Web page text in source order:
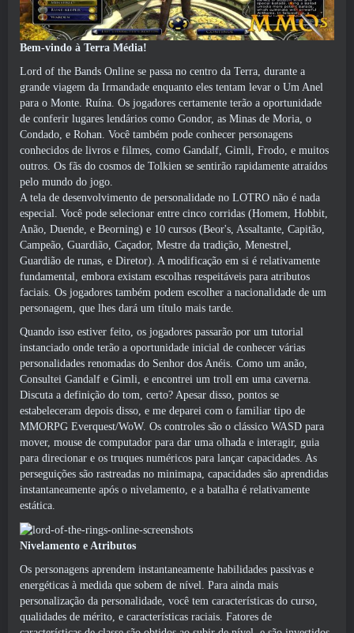
Bem-vindo à Terra Média!
Lord of the Bands Online se passa no centro da Terra, durante a
grande viagem da Irmandade enquanto eles tentam levar o Um Anel
para o Monte. Ruína. Os jogadores certamente terão a oportunidade
de conferir lugares lendários como Gondor, as Minas de Moria, o
Condado, e Rohan. Você também pode conhecer personagens
conhecidos de livros e filmes, como Gandalf, Gimli, Frodo, e muitos
outros. Os fãs do cosmos de Tolkien se sentirão rapidamente atraídos
pelo mundo do jogo.
A tela de desenvolvimento de personalidade no LOTRO não é nada
especial. Você pode selecionar entre cinco corridas (Homem, Hobbit,
Anão, Duende, e Beorning) e 10 cursos (Beor's, Assaltante, Capitão,
Campeão, Guardião, Caçador, Mestre da tradição, Menestrel,
Guardião de runas, e Diretor). A modificação em si é relativamente
fundamental, embora existam escolhas respeitáveis ​​para atributos
faciais. Os jogadores também podem escolher a nacionalidade de um
personagem, que lhes dará um título mais tarde.
Quando isso estiver feito, os jogadores passarão por um tutorial
instanciado onde terão a oportunidade inicial de conhecer várias
personalidades renomadas do Senhor dos Anéis. Como um anão,
Consultei Gandalf e Gimli, e encontrei um troll em uma caverna.
Discuta a definição do tom, certo? Apesar disso, pontos se
estabeleceram depois disso, e me deparei com o familiar tipo de
MMORPG Everquest/WoW. Os controles são o clássico WASD para
mover, mouse de computador para dar uma olhada e interagir, guia
para direcionar e os truques numéricos para lançar capacidades. As
perseguições são rastreadas no minimapa, capacidades são aprendidas
instantaneamente após o nivelamento, e a batalha é relativamente
estática.
Nivelamento e Atributos
Os personagens aprendem instantaneamente habilidades passivas e
energéticas à medida que sobem de nível. Para ainda mais
personalização da personalidade, você tem características do curso,
qualidades de mérito, e características raciais. Fatores de